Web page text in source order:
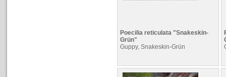
Poecilia reticulata "Snakeskin-
Grün"
Guppy, Snakeskin-Grün